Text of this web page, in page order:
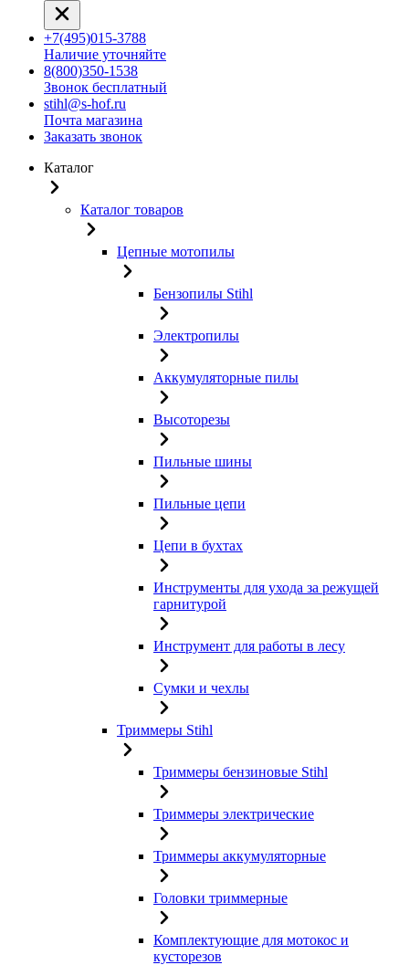
+7(495)015-3788
Наличие уточняйте
8(800)350-1538
Звонок бесплатный
stihl@s-hof.ru
Почта магазина
Заказать звонок
Каталог
Каталог товаров
Цепные мотопилы
Бензопилы Stihl
Электропилы
Аккумуляторные пилы
Высоторезы
Пильные шины
Пильные цепи
Цепи в бухтах
Инструменты для ухода за режущей
гарнитурой
Инструмент для работы в лесу
Сумки и чехлы
Триммеры Stihl
Триммеры бензиновые Stihl
Триммеры электрические
Триммеры аккумуляторные
Головки триммерные
Комплектующие для мотокос и
кусторезов